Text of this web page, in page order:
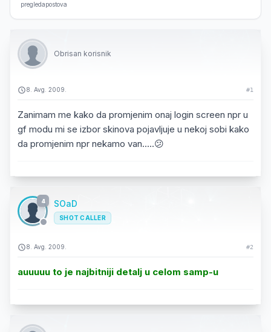
pregledapostova
Obrisan korisnik
8. Avg. 2009. #1
Zanimam me kako da promjenim onaj login screen npr u
gf modu mi se izbor skinova pojavljuje u nekoj sobi kako
da promjenim npr nekamo van.....😕
4 SOaD
SHOT CALLER
8. Avg. 2009. #2
auuuuu to je najbitniji detalj u celom samp-u